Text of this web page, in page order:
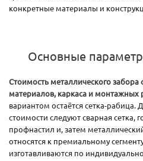
конкретные материалы и
Основные
Стоимость металлического
материалов, каркаса и монтажных
вариантом остаётся сетка-рабица.
стоимости следуют сварная сетка,
профнастил и, затем
относятся к премиальному
изготавливаются по